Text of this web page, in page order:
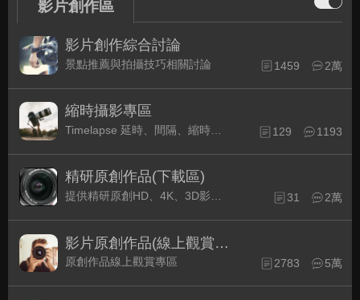
影片創作區
影片創作綜合討論
景點推薦與拍攝技巧相關討論 1459 2萬
縮時攝影專區
129 1193
精研原創作品(下載區)
提供精研原創HD、4K、3D影片作品下載專區 31 2萬
影片原創作品(線上觀賞區)
原創作品線上觀賞專區 2783 5萬